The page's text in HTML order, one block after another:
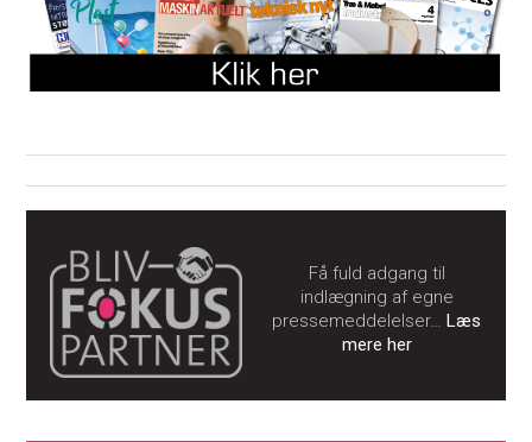
Få fuld adgang til
indlægning af egne
pressemeddelelser…Læs
mere her